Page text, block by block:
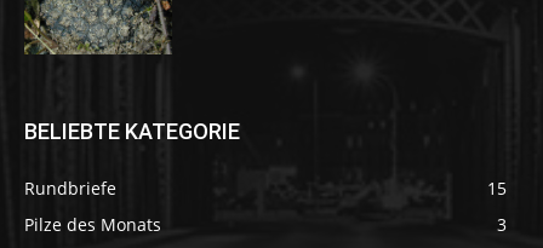
BELIEBTE KATEGORIE
Rundbriefe
15
Pilze des Monats
3